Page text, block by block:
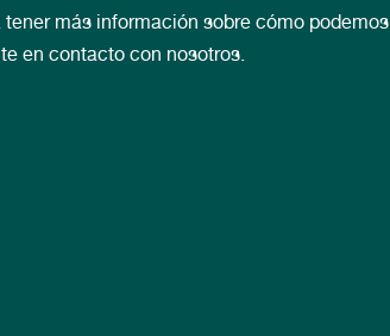
tener más información sobre cómo podemos
en contacto con nosotros.